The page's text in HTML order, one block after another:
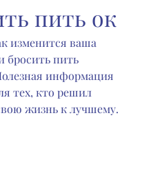
пить ок
изменится ваша
бросить пить
информация
тех, кто решил
жизнь к лучшему.